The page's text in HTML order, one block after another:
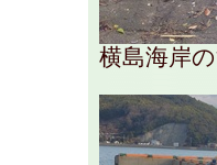
横島海岸